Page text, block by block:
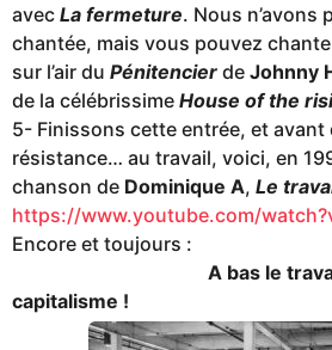
avec La fermeture. Nous n’avons
chantée, mais vous pouvez
sur l’air du Pénitencier de Johnny
de la célébrissime House of the
5- Finissons cette entrée, et avant
résistance… au travail, voici, en
chanson de Dominique A, Le
https://www.youtube.com/
Encore et toujours :
A bas le travail,
capitalisme !